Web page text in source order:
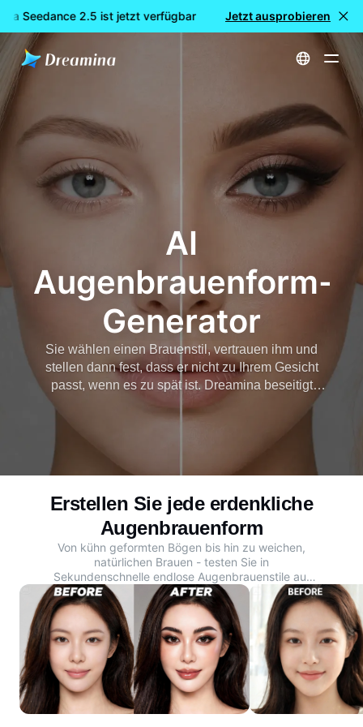
Seedance 2.5 ist jetzt verfügbar 🎉 Neues Modell LIVE:
Jetzt ausprobieren
Startseite AI Augenbrauenform-Generator
AI
Augenbrauenform-
Generator
Sie wählen einen Brauenstil, vertrauen ihm und
stellen dann fest, dass er nicht zu Ihrem Gesicht
passt, wenn es zu spät ist. Dreamina beseitigt
dieses Risiko mit einem kostenlosen Generator für
die Augenbrauenform, der jeden Brauenstil auf
Erstellen Sie jede erdenkliche
Augenbrauenform
Von kühn geformten Bögen bis hin zu weichen,
natürlichen Brauen - testen Sie in
Sekundenschnelle endlose Augenbrauenstile auf
Ihrem eigenen Porträt.